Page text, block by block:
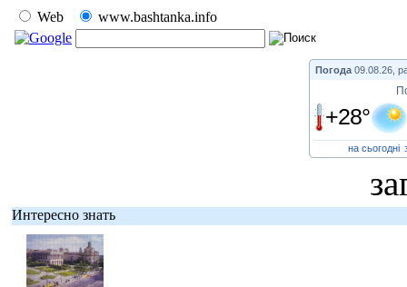
Web www.bashtanka.info
Погода 09.08.26,
+28°
на сьогодні
Интересно знать